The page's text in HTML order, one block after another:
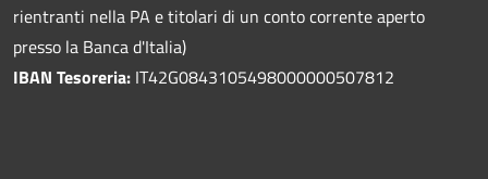
rientranti nella PA e titolari di un conto corrente aperto
presso la Banca d'Italia)
IBAN Tesoreria: IT42G0843105498000000507812